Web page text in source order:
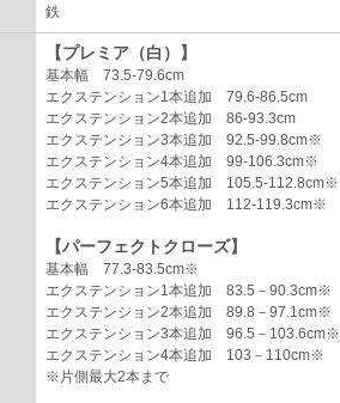
鉄
【プレミア（白）】
基本幅 73.5-79.6cm
エクステンション1本追加 79.6-86.5cm
エクステンション2本追加 86-93.3cm
エクステンション3本追加 92.5-99.8cm※
エクステンション4本追加 99-106.3cm※
エクステンション5本追加 105.5-112.8cm※
エクステンション6本追加 112-119.3cm※
【パーフェクトクローズ】
基本幅 77.3-83.5cm※
エクステンション1本追加 83.5－90.3cm※
エクステンション2本追加 89.8－97.1cm※
エクステンション3本追加 96.5－103.6cm※
エクステンション4本追加 103－110cm※
※片側最大2本まで